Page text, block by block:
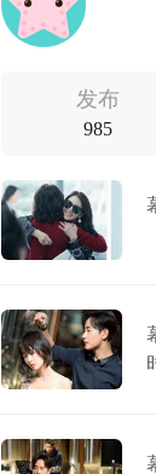
发布
985